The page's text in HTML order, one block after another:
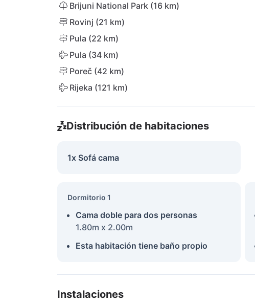
Brijuni National Park (16 km)
Rovinj (21 km)
Pula (22 km)
Pula (34 km)
Poreč (42 km)
Rijeka (121 km)
Distribución de habitaciones
1x Sofá cama
Dormitorio 1
Cama doble para dos personas
1.80m x 2.00m
Esta habitación tiene baño propio
Instalaciones